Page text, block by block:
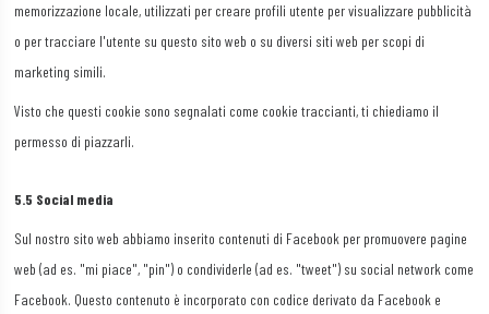
memorizzazione locale, utilizzati per creare profili utente per visualizzare pubblicità
o per tracciare l'utente su questo sito web o su diversi siti web per scopi di
marketing simili.
Visto che questi cookie sono segnalati come cookie traccianti, ti chiediamo il
permesso di piazzarli.
5.5 Social media
Sul nostro sito web abbiamo inserito contenuti di Facebook per promuovere pagine
web (ad es. "mi piace", "pin") o condividerle (ad es. "tweet") su social network come
Facebook. Questo contenuto è incorporato con codice derivato da Facebook e